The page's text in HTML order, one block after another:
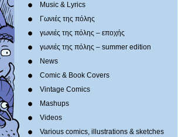
Music & Lyrics
Γωνιές της πόλης
γωνιές της πόλης – εποχής
γωνιές της πόλης – summer edition
News
Comic & Book Covers
Vintage Comics
Mashups
Videos
Various comics, illustrations & sketches